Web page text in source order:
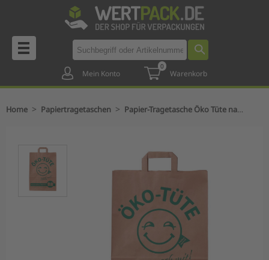
Mein Konto
0
Warenkorb
Home > Papiertragetaschen > Papier-Tragetasche Öko Tüte nassfest